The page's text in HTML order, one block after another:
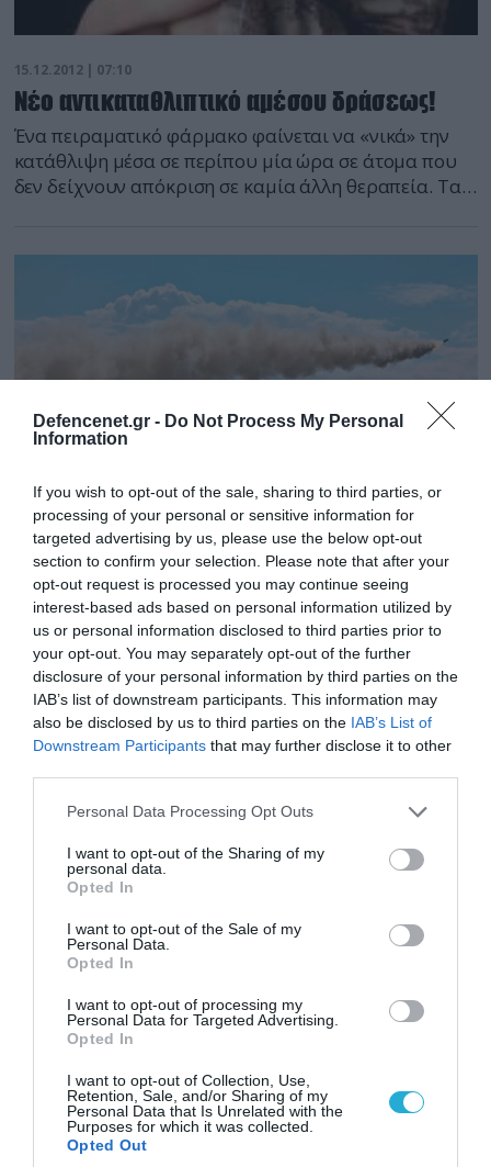
Defencenet.gr - Do Not Process My Personal
Information
If you wish to opt-out of the sale, sharing to third parties, or
processing of your personal or sensitive information for
targeted advertising by us, please use the below opt-out
section to confirm your selection. Please note that after your
opt-out request is processed you may continue seeing
interest-based ads based on personal information utilized by
us or personal information disclosed to third parties prior to
your opt-out. You may separately opt-out of the further
disclosure of your personal information by third parties on the
IAB’s list of downstream participants. This information may
also be disclosed by us to third parties on the IAB’s List of
Downstream Participants that may further disclose it to other
Please note that this website/app uses one or more Google
not limited to your visit or usage behaviour. You may click to
grant or deny consent to Google and its third-party tags to
use your data for below specified purposes in below Google
consent section.
Personal Data Processing Opt Outs
I want to opt-out of the Sharing of my
personal data.
Opted In
I want to opt-out of the Sale of my
Personal Data.
Opted In
I want to opt-out of processing my
Personal Data for Targeted Advertising.
Opted In
I want to opt-out of Collection, Use,
Retention, Sale, and/or Sharing of my
Personal Data that Is Unrelated with the
Purposes for which it was collected.
Opted Out
15.12.2012 | 07:10
Νέο αντικαταθλιπτικό αμέσου δράσεως!
Ένα πειραματικό φάρμακο φαίνεται να «νικά» την
κατάθλιψη μέσα σε περίπου μία ώρα σε άτομα που
δεν δείχνουν απόκριση σε καμία άλλη θεραπεία. Τα
ανάπτυξη αντικαταθλιπτικών φαρμάκων ταχείας
δράσεως. Μείωση των συμπτωμάτων κατά 50% Στο
πλαίσιο της νέας μελέτης το ένα τρίτο των […]
14.12.2012 | 15:31
Κινεζικές ασκήσεις προσβολής στόχων
επιφανείας
ΜΑΖΙΚΕΣ ΕΚΤΟΞΕΥΣΕΙΣ
14.12.2012 | 11:16
Πεντάγωνο των ΗΠΑ
Ο Λίον Πανέτα, υπουργός Άμυνας των ΗΠΑ
υπέγραψε εντολή για την αποστολή στην Τουρκία